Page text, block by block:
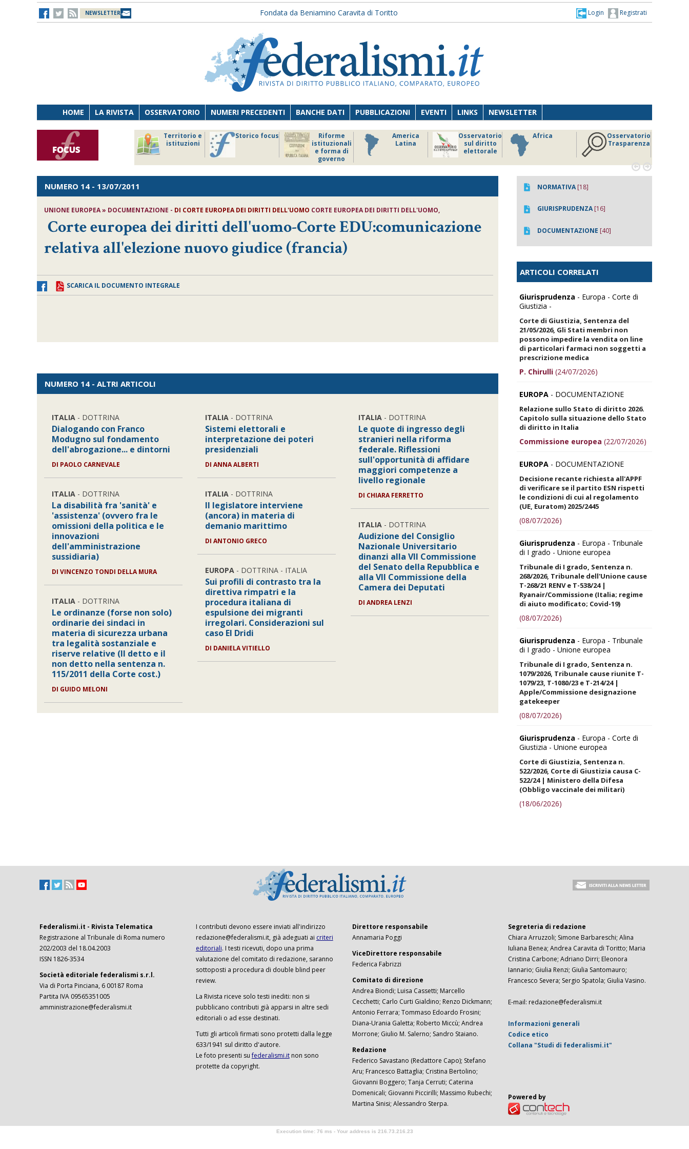
NEWSLETTER Fondata da Beniamino Caravita di Toritto Registrati
Login
HOME LA RIVISTA OSSERVATORIO NUMERI PRECEDENTI BANCHE DATI PUBBLICAZIONI EVENTI LINKS NEWSLETTER
Territorio e
istituzioni
Storico focus
Riforme
istituzionali
e forma di
governo
America
Latina
Osservatorio
sul diritto
elettorale
Africa
Osservatorio
Trasparenza
 
NUMERO 14 - 13/07/2011
UNIONE EUROPEA » DOCUMENTAZIONE - DI CORTE EUROPEA DEI DIRITTI DELL'UOMO CORTE EUROPEA DEI DIRITTI DELL'UOMO,
Corte europea dei diritti dell'uomo-Corte EDU:comunicazione
relativa all'elezione nuovo giudice (francia)
SCARICA IL DOCUMENTO INTEGRALE
NUMERO 14 - ALTRI ARTICOLI
ITALIA - DOTTRINA
Dialogando con Franco
Modugno sul fondamento
dell'abrogazione... e dintorni
DI PAOLO CARNEVALE
ITALIA - DOTTRINA
La disabilità fra 'sanità' e
'assistenza' (ovvero fra le
omissioni della politica e le
innovazioni
dell'amministrazione
sussidiaria)
DI VINCENZO TONDI DELLA MURA
ITALIA - DOTTRINA
Le ordinanze (forse non solo)
ordinarie dei sindaci in
materia di sicurezza urbana
tra legalità sostanziale e
riserve relative (Il detto e il
non detto nella sentenza n.
115/2011 della Corte cost.)
DI GUIDO MELONI
ITALIA - DOTTRINA
Sistemi elettorali e
interpretazione dei poteri
presidenziali
DI ANNA ALBERTI
ITALIA - DOTTRINA
Il legislatore interviene
(ancora) in materia di
demanio marittimo
DI ANTONIO GRECO
EUROPA - DOTTRINA - ITALIA
Sui profili di contrasto tra la
direttiva rimpatri e la
procedura italiana di
espulsione dei migranti
irregolari. Considerazioni sul
caso El Dridi
DI DANIELA VITIELLO
ITALIA- DOTTRINA
Le quote di ingresso degli
stranieri nella riforma
federale. Riflessioni
sull'opportunità di affidare
maggiori competenze a
livello regionale
DI CHIARA FERRETTO
ITALIA- DOTTRINA
Audizione del Consiglio
Nazionale Universitario
dinanzi alla VII Commissione
del Senato della Repubblica e
alla VII Commissione della
Camera dei Deputati
DI ANDREA LENZI
NORMATIVA[18]
GIURISPRUDENZA[16]
DOCUMENTAZIONE [40]
ARTICOLI CORRELATI
Giurisprudenza - Europa - Corte di
Giustizia -
Corte di Giustizia, Sentenza del
21/05/2026, Gli Stati membri non
possono impedire la vendita on line
di particolari farmaci non soggetti a
prescrizione medica
P. Chirulli (24/07/2026)
EUROPA - DOCUMENTAZIONE
Relazione sullo Stato di diritto 2026.
Capitolo sulla situazione dello Stato
di diritto in Italia
Commissione europea (22/07/2026)
EUROPA - DOCUMENTAZIONE
Decisione recante richiesta all'APPF
di verificare se il partito ESN rispetti
le condizioni di cui al regolamento
(UE, Euratom) 2025/2445
(08/07/2026)
Giurisprudenza - Europa - Tribunale
di I grado - Unione europea
Tribunale di I grado, Sentenza n.
268/2026, Tribunale dell'Unione cause
T-268/21 RENV e T-538/24 |
Ryanair/Commissione (Italia; regime
di aiuto modificato; Covid-19)
(08/07/2026)
Giurisprudenza - Europa - Tribunale
di I grado - Unione europea
Tribunale di I grado, Sentenza n.
1079/2026, Tribunale cause riunite T-
1079/23, T-1080/23 e T-214/24 |
Apple/Commissione designazione
gatekeeper
(08/07/2026)
Giurisprudenza - Europa - Corte di
Giustizia - Unione europea
Corte di Giustizia, Sentenza n.
522/2026, Corte di Giustizia causa C-
522/24 | Ministero della Difesa
(Obbligo vaccinale dei militari)
(18/06/2026)
Federalismi.it - Rivista Telematica
Registrazione al Tribunale di Roma numero
202/2003 del 18.04.2003
ISSN 1826-3534
Società editoriale federalismi s.r.l.
Via di Porta Pinciana, 6 00187 Roma
Partita IVA 09565351005
amministrazione@federalismi.it
I contributi devono essere inviati all'indirizzo
redazione@federalismi.it, già adeguati ai criteri
editoriali. I testi ricevuti, dopo una prima
valutazione del comitato di redazione, saranno
sottoposti a procedura di double blind peer
review.
La Rivista riceve solo testi inediti: non si
pubblicano contributi già apparsi in altre sedi
editoriali o ad esse destinati.
Tutti gli articoli firmati sono protetti dalla legge
633/1941 sul diritto d'autore.
Le foto presenti sufederalismi.itnon sono
protette da copyright.
Direttore responsabile
Annamaria Poggi
ViceDirettore responsabile
Federica Fabrizzi
Comitato di direzione
Andrea Biondi; Luisa Cassetti; Marcello
Cecchetti; Carlo Curti Gialdino; Renzo Dickmann;
Antonio Ferrara; Tommaso Edoardo Frosini;
Diana-Urania Galetta; Roberto Miccù; Andrea
Morrone; Giulio M. Salerno; Sandro Staiano.
Redazione
Federico Savastano (Redattore Capo); Stefano
Aru; Francesco Battaglia; Cristina Bertolino;
Giovanni Boggero; Tanja Cerruti; Caterina
Domenicali; Giovanni Piccirilli; Massimo Rubechi;
Martina Sinisi; Alessandro Sterpa.
Segreteria di redazione
Chiara Arruzzoli; Simone Barbareschi; Alina
Iuliana Benea; Andrea Caravita di Toritto; Maria
Cristina Carbone; Adriano Dirri; Eleonora
Iannario; Giulia Renzi; Giulia Santomauro;
Francesco Severa; Sergio Spatola; Giulia Vasino.
E-mail: redazione@federalismi.it
Informazioni generali
Codice etico
Collana "Studi di federalismi.it"
Powered by
Execution time: 76 ms - Your address is 216.73.216.23